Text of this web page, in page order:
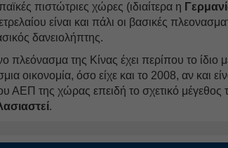
πιστώτριες χώρες (ιδιαίτερα η
είναι και πάλι οι βασικές
δανειολήπτης.
πλεόνασμα της Κίνας έχει περίπου το ίδιο
οικονομία, όσο είχε και το 2008, αν και
ΑΕΠ της χώρας επειδή το σχετικό μέγεθος
.